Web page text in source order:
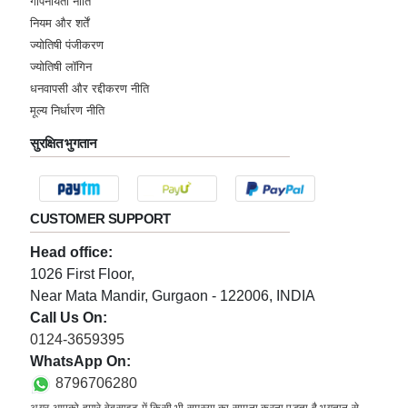
नियम और शर्तें
ज्योतिषी पंजीकरण
ज्योतिषी लॉगिन
धनवापसी और रद्दीकरण नीति
मूल्य निर्धारण नीति
सुरक्षित भुगतान
CUSTOMER SUPPORT
Head office:
1026 First Floor,
Near Mata Mandir, Gurgaon - 122006, INDIA
Call Us On:
0124-3659395
WhatsApp On:
8796706280